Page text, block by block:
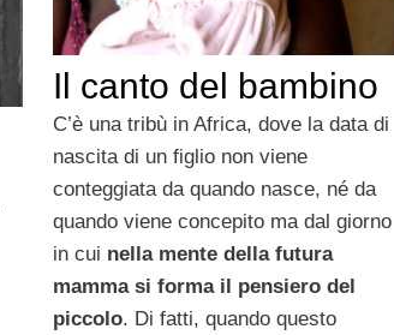
Il canto del bambino
C’è una tribù in Africa, dove la data di
nascita di un figlio non viene
conteggiata da quando nasce, né da
quando viene concepito ma dal giorno
in cui nella mente della futura
mamma si forma il pensiero del
piccolo. Di fatti, quando questo